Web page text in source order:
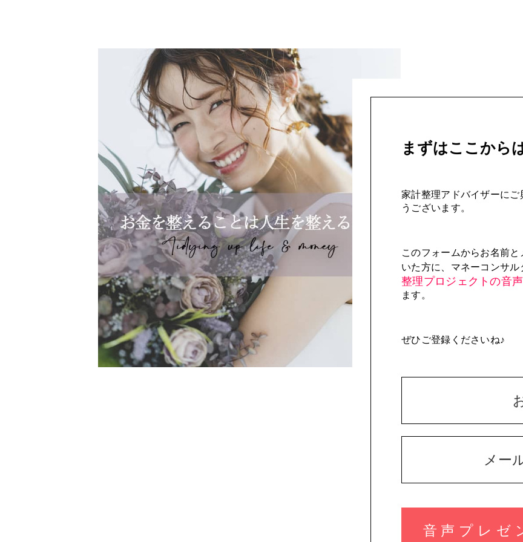
まずはここから
家計整理アドバイザーに
うございます。
このフォームからお名前
いた方に、マネーコンサ
整理プロジェクトの音
ます。
ぜひご登録くださいね♪
音声プレゼ